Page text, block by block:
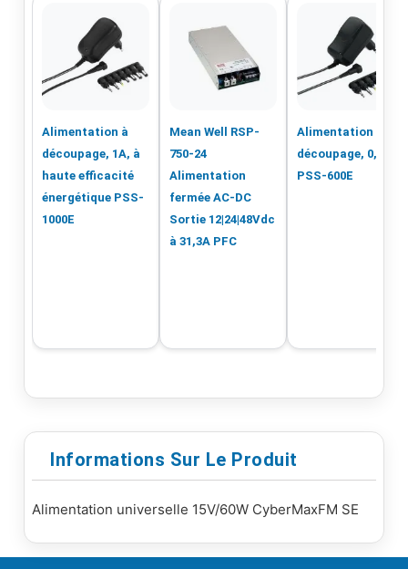
Alimentation à
découpage, 1A, à
haute efficacité
énergétique PSS-
1000E
Mean Well RSP-
750-24
Alimentation
fermée AC-DC
Sortie 12|24|48Vdc
à 31,3A PFC
Alimentation à
découpage, 0,6 A
PSS-600E
Informations Sur Le Produit
Alimentation universelle 15V/60W CyberMaxFM SE